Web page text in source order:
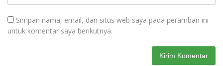
Simpan nama, email, dan situs web saya pada peramban ini
untuk komentar saya berikutnya.